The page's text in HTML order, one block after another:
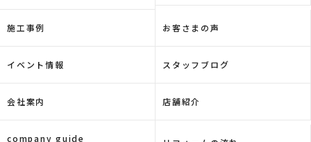
施工事例 お客さまの声
イベント情報 スタッフブログ
会社案内 店舗紹介
company guide